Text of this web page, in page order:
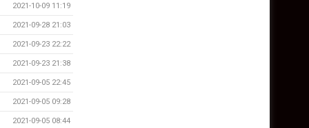
2021-10-09 11:19
2021-09-28 21:03
2021-09-23 22:22
2021-09-23 21:38
2021-09-05 22:45
2021-09-05 09:28
2021-09-05 08:44